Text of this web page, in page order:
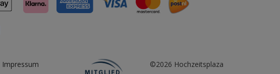
Impressum ©2026 Hochzeitsplaza